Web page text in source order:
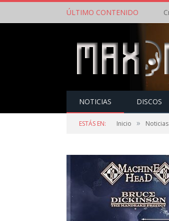
ÚLTIMO CONTENIDO
NOTICIAS DISCOS
ESTÁS EN: Inicio » Noticias